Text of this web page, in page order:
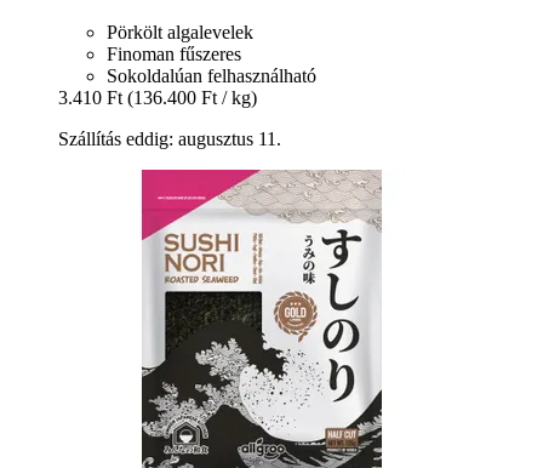
Pörkölt algalevelek
Finoman fűszeres
Sokoldalúan felhasználható
3.410 Ft (136.400 Ft / kg)
Szállítás eddig: augusztus 11.